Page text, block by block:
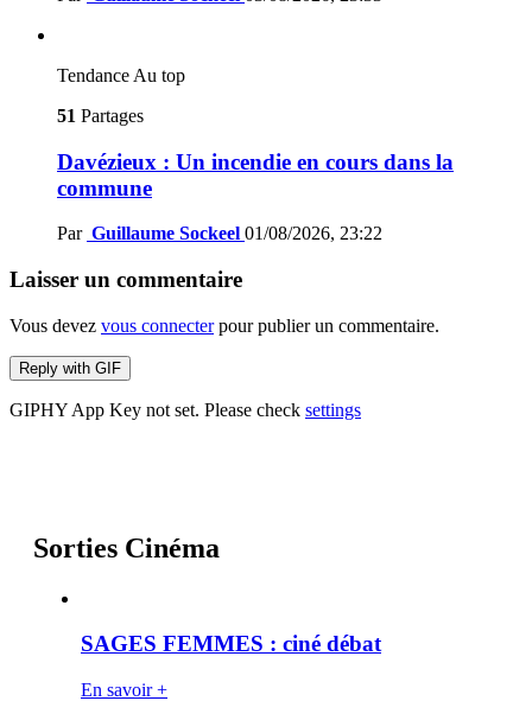
Tendance Au top
51 Partages
Davézieux : Un incendie en cours dans la
commune
Par Guillaume Sockeel 01/08/2026, 23:22
Laisser un commentaire
Vous devez vous connecterpour publier un commentaire.
Reply with GIF
GIPHY App Key not set. Please check settings
Sorties Cinéma
SAGES FEMMES : ciné débat
En savoir +